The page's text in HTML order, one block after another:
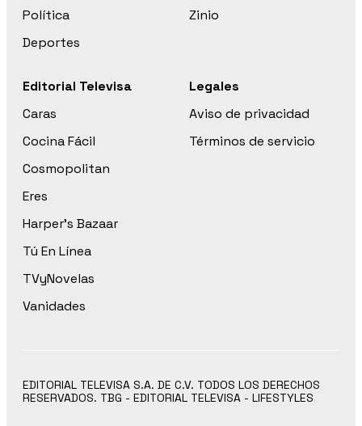
Política
Deportes
Zinio
Editorial Televisa
Caras
Cocina Fácil
Cosmopolitan
Eres
Harper’s Bazaar
Tú En Línea
TVyNovelas
Vanidades
Legales
Aviso de privacidad
Términos de servicio
EDITORIAL TELEVISA S.A. DE C.V. TODOS LOS DERECHOS
RESERVADOS. TBG - EDITORIAL TELEVISA - LIFESTYLES